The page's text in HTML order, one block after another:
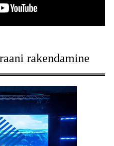
rakendamine